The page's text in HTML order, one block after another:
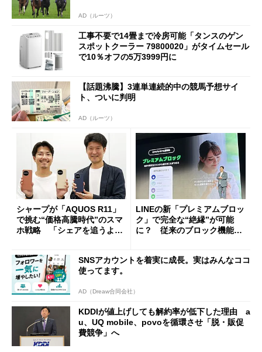
AD（ルーツ）
工事不要で14畳まで冷房可能「タンスのゲン
スポットクーラー 79800020」がタイムセール
で10％オフの5万3999円に
【話題沸騰】3連単連続的中の競馬予想サイ
ト、ついに判明
AD（ルーツ）
シャープが「AQUOS R11」
で挑む“価格高騰時代”のスマ
ホ戦略 「シェアを追うより
LINEの新「プレミアムブロッ
ク」で完全な“絶縁”が可能
に？ 従来のブロック機能と
SNSアカウントを着実に成長。実はみんなココ
使ってます。
AD（Dreaw合同会社）
KDDIが値上げしても解約率が低下した理由 a
u、UQ mobile、povoを循環させ「脱・販促
費競争」へ